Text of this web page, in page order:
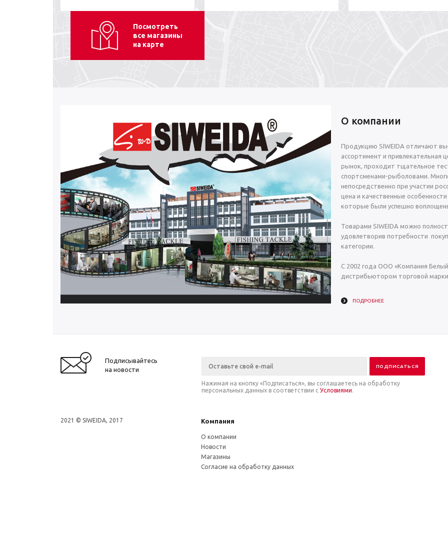
Посмотреть
все магазины
на карте
О компании
Продукцию SIWEIDA отличают
ассортимент и привлекательная
рынок, проходит тщательное
спортсменами-рыболовами.
непосредственно при участии
цена и качественные
которые были успешно
Товарами SIWEIDA можно
удовлетворив потребности
категории.
С 2002 года ООО «Компания
дистрибьютором торговой марки
ПОДРОБНЕЕ
Подписывайтесь
на новости
Нажимая на кнопку «Подписаться», вы соглашаетесь на обработку
персональных данных в соответствии с Условиями.
2021 © SIWEIDA, 2017 Компания
О компании
Новости
Магазины
Согласие на обработку данных